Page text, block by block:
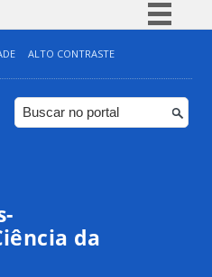
Simplifique!
Comunica BR
Participe
ALTO CONTRASTE
da